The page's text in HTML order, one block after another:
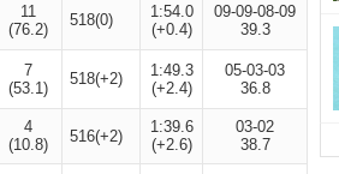
11
(76.2)
518(0)
1:54.0
(+0.4)
09-09-08-09
39.3
7
(53.1)
518(+2)
1:49.3
(+2.4)
05-03-03
36.8
4
(10.8)
516(+2)
1:39.6
(+2.6)
03-02
38.7